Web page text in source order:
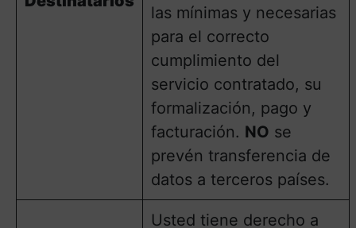
las mínimas y necesarias
para el correcto
cumplimiento del
servicio contratado, su
formalización, pago y
facturación. NO se
prevén transferencia de
datos a terceros países.
Usted tiene derecho a